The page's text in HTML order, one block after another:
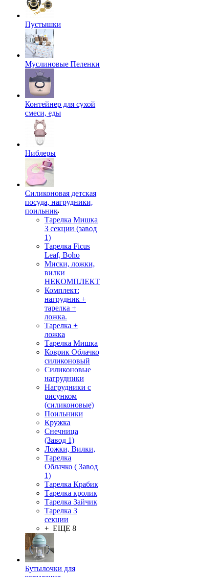
Пустышки
Муслиновые Пеленки
Контейнер для сухой
смеси, еды
Ниблеры
Силиконовая детская
посуда, нагрудники,
поильник
Тарелка Мишка
3 секции (завод
1)
Тарелка Ficus
Leaf, Boho
Миски, ложки,
вилки
НЕКОМПЛЕКТ
Комплект:
нагрудник +
тарелка +
ложка.
Тарелка +
ложка
Тарелка Мишка
Коврик Облачко
силиконовый
Силиконовые
нагрудники
Нагрудники с
рисунком
(силиконовые)
Поильники
Кружка
Снечница
(Завод 1)
Ложки, Вилки,
Тарелка
Облачко ( Завод
1)
Тарелка Крабик
Тарелка кролик
Тарелка Зайчик
Тарелка 3
секции
+ ЕЩЕ 8
Бутылочки для